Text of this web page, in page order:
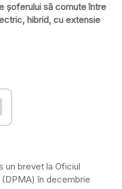
șoferului să comute între
hibrid, cu extensie
un brevet la Oficiul
în decembrie